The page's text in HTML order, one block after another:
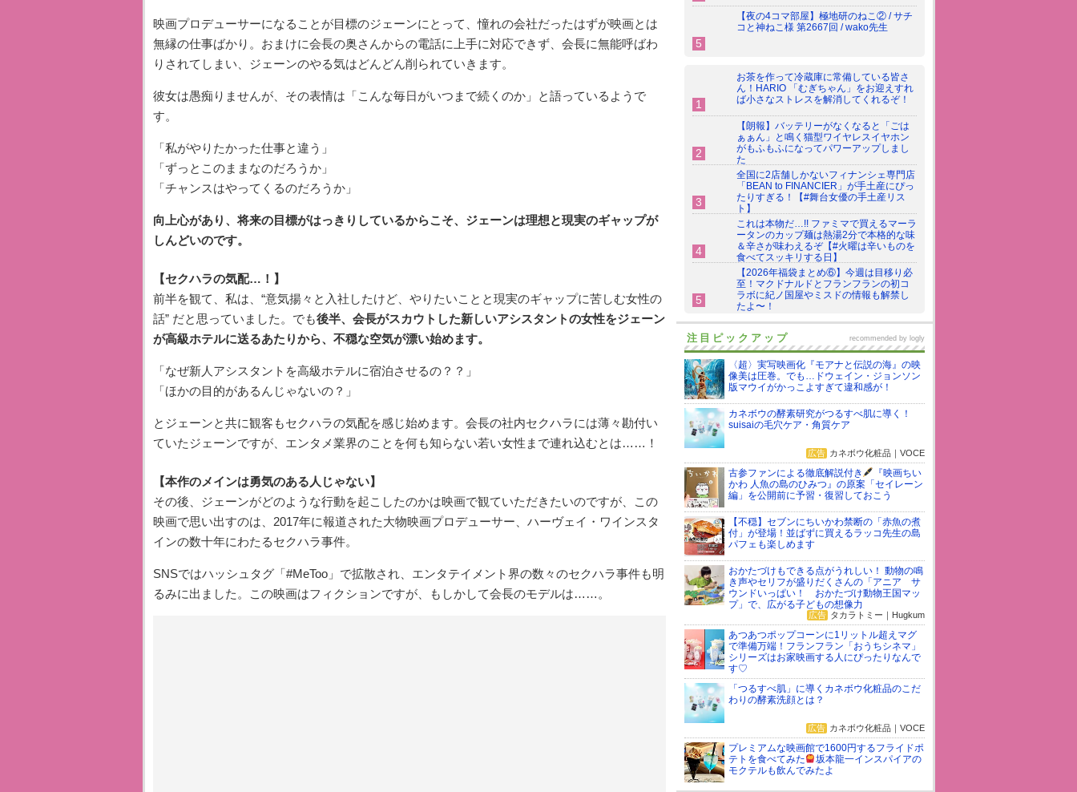
映画プロデューサーになることが目標のジェーンにとって、憧れの会社だったはずが映画とは
無縁の仕事ばかり。おまけに会長の奥さんからの電話に上手に対応できず、会長に無能呼ばわ
りされてしまい、ジェーンのやる気はどんどん削られていきます。
彼女は愚痴りませんが、その表情は「こんな毎日がいつまで続くのか」と語っているようで
す。
「私がやりたかった仕事と違う」
「ずっとこのままなのだろうか」
「チャンスはやってくるのだろうか」
向上心があり、将来の目標がはっきりしているからこそ、ジェーンは理想と現実のギャップが
しんどいのです。
【セクハラの気配…！】
前半を観て、私は、“意気揚々と入社したけど、やりたいことと現実のギャップに苦しむ女性の
話” だと思っていました。でも後半、会長がスカウトした新しいアシスタントの女性をジェーン
が高級ホテルに送るあたりから、不穏な空気が漂い始めます。
「なぜ新人アシスタントを高級ホテルに宿泊させるの？？」
「ほかの目的があるんじゃないの？」
とジェーンと共に観客もセクハラの気配を感じ始めます。会長の社内セクハラには薄々勘付い
ていたジェーンですが、エンタメ業界のことを何も知らない若い女性まで連れ込むとは……！
【本作のメインは勇気のある人じゃない】
その後、ジェーンがどのような行動を起こしたのかは映画で観ていただきたいのですが、この
映画で思い出すのは、2017年に報道された大物映画プロデューサー、ハーヴェイ・ワインスタ
インの数十年にわたるセクハラ事件。
SNSではハッシュタグ「#MeToo」で拡散され、エンタテイメント界の数々のセクハラ事件も明
るみに出ました。この映画はフィクションですが、もしかして会長のモデルは……。
【夜の4コマ部屋】極地研のねこ② / サチ
コと神ねこ様 第2667回 / wako先生
お茶を作って冷蔵庫に常備している皆さ
ん！HARIO 「むぎちゃん」をお迎えすれ
ば小さなストレスを解消してくれるぞ！
【朗報】バッテリーがなくなると「ごは
ぁぁん」と鳴く猫型ワイヤレスイヤホン
がもふもふになってパワーアップしまし
た
全国に2店舗しかないフィナンシェ専門店
「BEAN to FINANCIER」が手土産にぴっ
たりすぎる！【#舞台女優の手土産リス
ト】
これは本物だ…!! ファミマで買えるマーラ
ータンのカップ麺は熱湯2分で本格的な味
＆辛さが味わえるぞ【#火曜は辛いものを
食べてスッキリする日】
【2026年福袋まとめ⑥】今週は目移り必
至！マクドナルドとフランフランの初コ
ラボに紀ノ国屋やミスドの情報も解禁し
たよ〜！
注目ピックアップ
〈超〉実写映画化『モアナと伝説の海』の映
像美は圧巻。でも…ドウェイン・ジョンソン
版マウイがかっこよすぎて違和感が！
カネボウの酵素研究がつるすべ肌に導く！
suisaiの毛穴ケア・角質ケア
広告カネボウ化粧品｜VOCE
古参ファンによる徹底解説付き
『映画ちい
かわ 人魚の島のひみつ』の原案「セイレーン
編」を公開前に予習・復習しておこう
【不穏】セブンにちいかわ禁断の「赤魚の煮
付」が登場！並ばずに買えるラッコ先生の島
パフェも楽しめます
おかたづけもできる点がうれしい！ 動物の鳴
き声やセリフが盛りだくさんの「アニア サ
ウンドいっぱい！ おかたづけ動物王国マッ
プ」で、広がる子どもの想像力
広告タカラトミー｜Hugkum
あつあつポップコーンに1リットル超えマグ
で準備万端！フランフラン「おうちシネマ」
シリーズはお家映画する人にぴったりなんで
す♡
「つるすべ肌」に導くカネボウ化粧品のこだ
わりの酵素洗顔とは？
広告カネボウ化粧品｜VOCE
プレミアムな映画館で1600円するフライドポ
テトを食べてみた
坂本龍一インスパイアの
モクテルも飲んでみたよ
recommended by logly